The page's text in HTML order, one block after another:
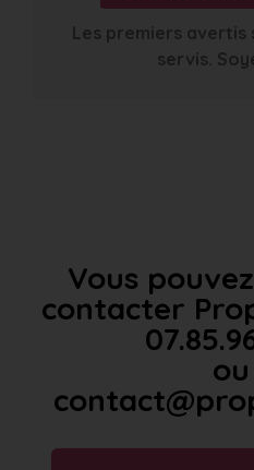
Les premiers avertis
servis.
Vous
contacter